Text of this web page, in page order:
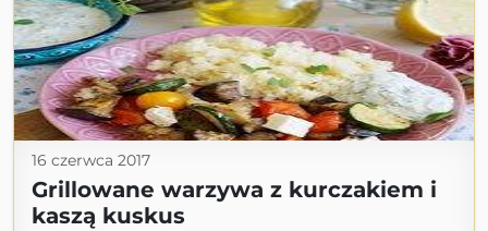
16 czerwca 2017
Grillowane warzywa z kurczakiem i
kaszą kuskus